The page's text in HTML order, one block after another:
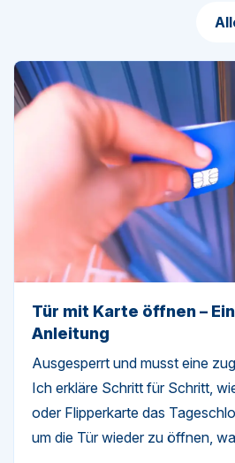
Tür mit Karte öffnen –
Anleitung
Ausgesperrt und musst eine
Ich erkläre Schritt für Schritt,
oder Flipperkarte das
um die Tür wieder zu öffnen,